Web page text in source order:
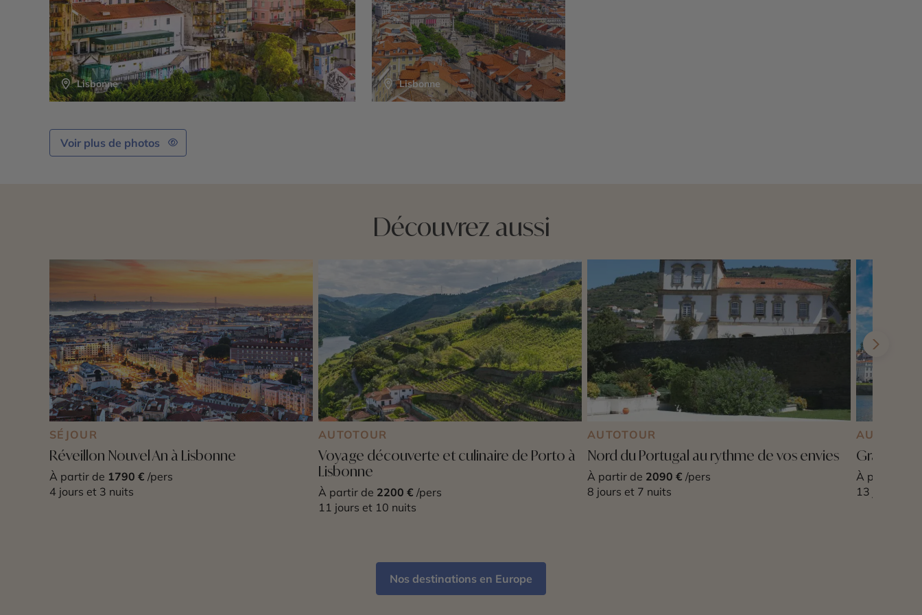
Lisbonne Lisbonne
Voir plus de photos
Découvrez aussi
SÉJOUR
Réveillon Nouvel An à Lisbonne
À partir de 1790 € /pers
4 jours et 3 nuits
AUTOTOUR
Voyage découverte et culinaire de Porto à
Lisbonne
À partir de 2200 € /pers
11 jours et 10 nuits
AUTOTOUR
Nord du Portugal au rythme de vos envies
À partir de 2090 € /pers
8 jours et 7 nuits
Grand
À partir de
13 jours et
Nos destinations en Europe